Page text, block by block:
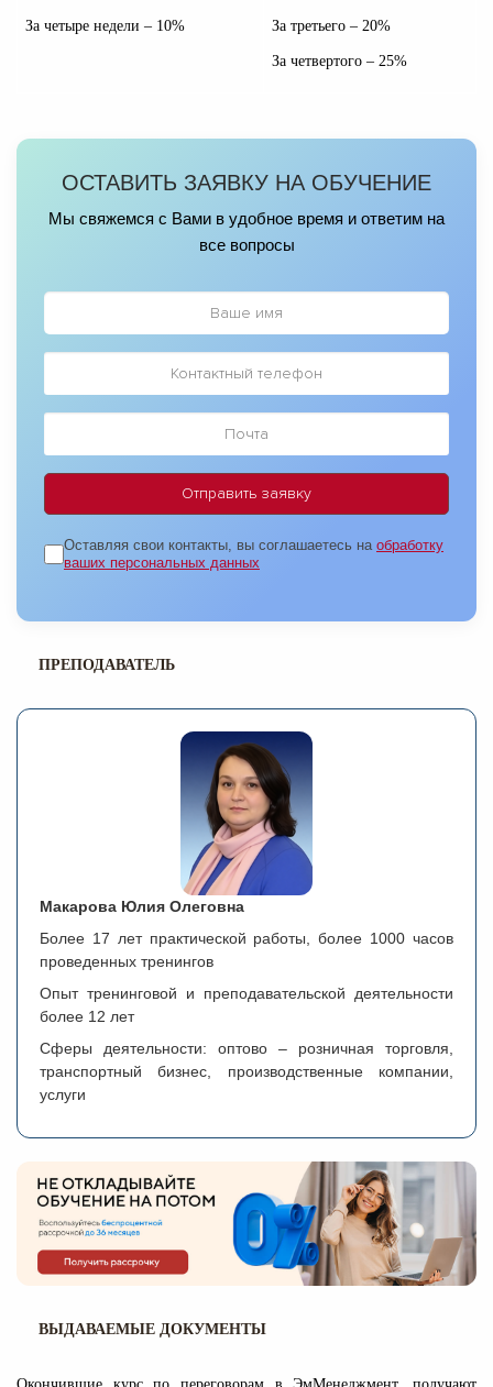
За четыре недели – 10% За третьего – 20%
За четвертого – 25%
ОСТАВИТЬ ЗАЯВКУ НА ОБУЧЕНИЕ
Мы свяжемся с Вами в удобное время и ответим на
все вопросы
Оставляя свои контакты, вы соглашаетесь на обработку
ваших персональных данных
ПРЕПОДАВАТЕЛЬ
Макарова Юлия Олеговна
Более 17 лет практической работы, более 1000 часов
проведенных тренингов
Опыт тренинговой и преподавательской деятельности
более 12 лет
Сферы деятельности: оптово – розничная торговля,
транспортный бизнес, производственные компании,
услуги
ВЫДАВАЕМЫЕ ДОКУМЕНТЫ